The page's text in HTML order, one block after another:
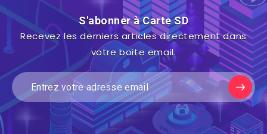
S'abonner à Carte SD
Recevez les derniers articles directement dans
votre boite email.